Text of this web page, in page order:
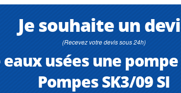
Je souhaite un
(Recevez votre devis sous 24h)
usées une
Pompes SK3/09 SI